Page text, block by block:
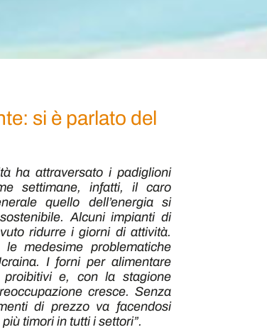
si è parlato del
ha attraversato i padiglioni
settimane, infatti, il caro
quello dell’energia si
Alcuni impianti di
ridurre i giorni di attività.
medesime problematiche
I forni per alimentare
e, con la stagione
cresce. Senza
di prezzo va facendosi
timori in tutti i settori”.